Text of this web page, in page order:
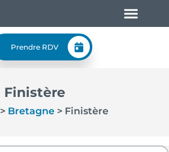
Prendre RDV
Finistère
> Bretagne > Finistère